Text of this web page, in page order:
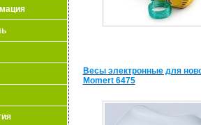
Весы электронные для
Momert 6475